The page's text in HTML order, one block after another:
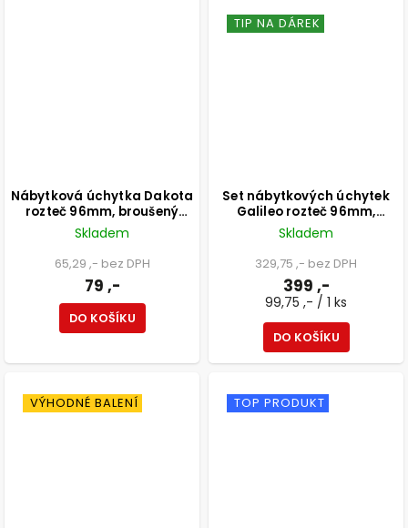
Nábytková úchytka Dakota
rozteč 96mm, broušený
saténový nikl
Skladem
65,29 ,- bez DPH
79 ,-
DO KOŠÍKU
TIP NA DÁREK
Set nábytkových úchytek
Galileo rozteč 96mm,
broušený saténový nikl, 4 ks
Skladem
329,75 ,- bez DPH
399 ,-
99,75 ,- / 1 ks
DO KOŠÍKU
VÝHODNÉ BALENÍ TOP PRODUKT